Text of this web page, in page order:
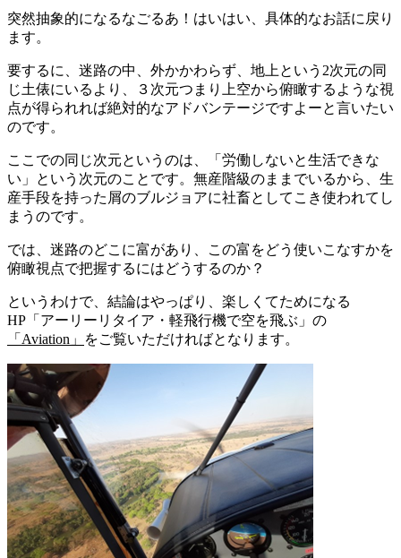
突然抽象的になるなごるあ！はいはい、具体的なお話に戻り
ます。
要するに、迷路の中、外かかわらず、地上という2次元の同
じ土俵にいるより、３次元つまり上空から俯瞰するような視
点が得られれば絶対的なアドバンテージですよーと言いたい
のです。
ここでの同じ次元というのは、「労働しないと生活できな
い」という次元のことです。無産階級のままでいるから、生
産手段を持った屑のブルジョアに社畜としてこき使われてし
まうのです。
では、迷路のどこに富があり、この富をどう使いこなすかを
俯瞰視点で把握するにはどうするのか？
というわけで、結論はやっぱり、楽しくてためになる
HP「アーリーリタイア・軽飛行機で空を飛ぶ」の
「Aviation」
をご覧いただければとなります。